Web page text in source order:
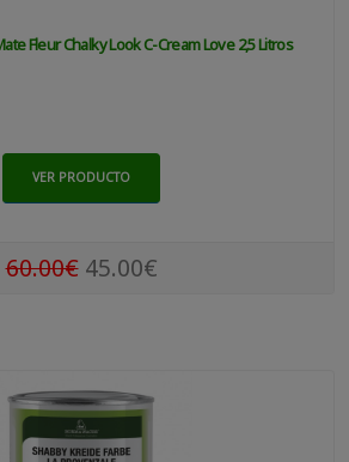
Fleur Chalky Look C-Cream Love 2,5 Litros
VER PRODUCTO
60.00€45.00€